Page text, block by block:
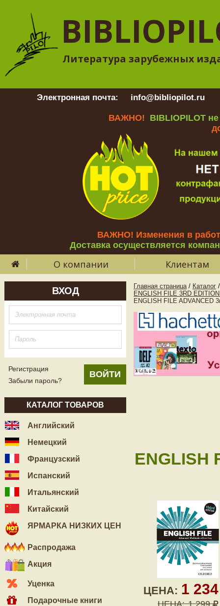
Литература зарубежных
Электронная почта: info@bibliopilot.ru
ВАЖНО! BIBLIOPILOT
ВАЖНО! Изменения в
Доставка осуществляется
О компании Клиентам
ВХОД
Регистрация
Забыли пароль?
КАТАЛОГ ТОВАРОВ
Английский
Немецкий
Французский
Испанский
Итальянский
Китайский
ЯРМАРКА НИЗКИХ ЦЕН
Распродажа
Акция
Уценка
Подарочные книги
Главная страница / Каталог /
ENGLISH FILE 3RD
ENGLISH FILE ADVANCED
ENGLISH
ЦЕНА: 1